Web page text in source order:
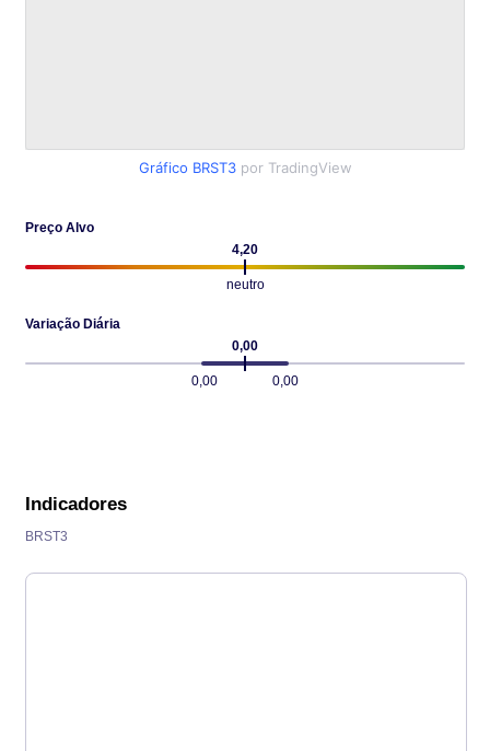
Gráfico BRST3 por TradingView
Preço Alvo
4,20
neutro
Variação Diária
0,00
0,00 0,00
Indicadores
BRST3